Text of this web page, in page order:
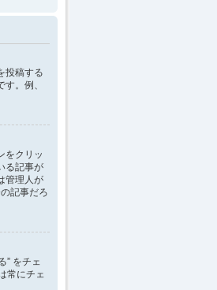
投稿する
。例、
をクリッ
る記事が
管理人が
記事だろ
” をチェ
常にチェ